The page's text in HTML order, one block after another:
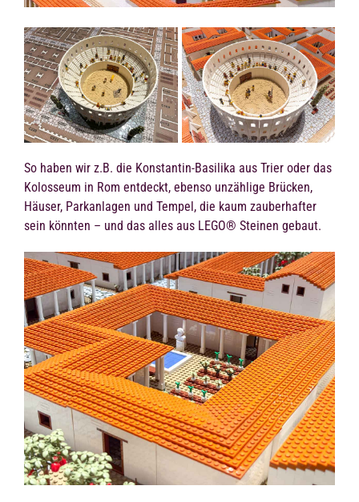
So haben wir z.B. die Konstantin-Basilika aus Trier oder das
Kolosseum in Rom entdeckt, ebenso unzählige Brücken,
Häuser, Parkanlagen und Tempel, die kaum zauberhafter
sein könnten – und das alles aus LEGO® Steinen gebaut.